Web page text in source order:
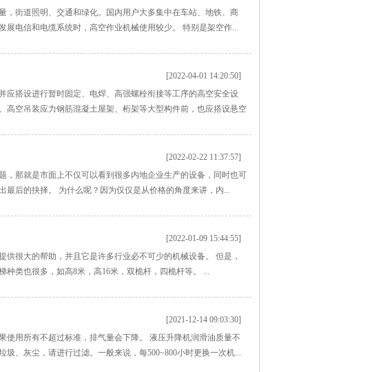
街道照明、交通和绿化。国内用户大多集中在车站、地铁、商
电信和电缆系统时，高空作业机械使用较少。 特别是架空作...
[2022-04-01 14:20:50]
搭设进行暂时固定、电焊、高强螺栓衔接等工序的高空安全设
空吊装应力钢筋混凝土屋架、桁架等大型构件前，也应搭设悬空
[2022-02-22 11:37:57]
那就是市面上不仅可以看到很多内地企业生产的设备，同时也可
后的抉择。 为什么呢？因为仅仅是从价格的角度来讲，内...
[2022-01-09 15:44:55]
很大的帮助，并且它是许多行业必不可少的机械设备。 但是，
类也很多，如高8米，高16米，双桅杆，四桅杆等。 ...
[2021-12-14 09:03:30]
使用所有不超过标准，排气量会下降。 液压升降机润滑油质量不
、灰尘，请进行过滤。一般来说，每500~800小时更换一次机...